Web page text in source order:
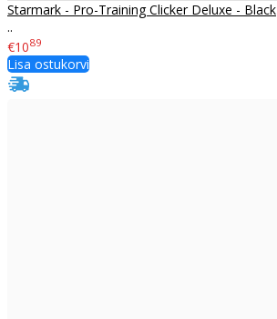
Starmark - Pro-Training Clicker Deluxe - Black
..
€1089
Lisa ostukorvi